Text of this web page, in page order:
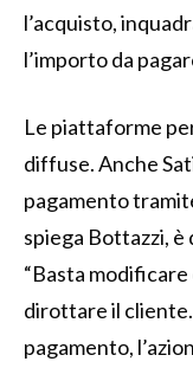
l’acquisto,
l’importo da
Le piattaforme
diffuse. Anche
pagamento
spiega Bottazzi,
“Basta
dirottare il
pagamento,